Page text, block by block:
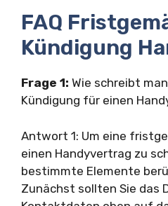
FAQ
Kündigung
Frage 1: Wie schreibt
Kündigung für einen
Antwort 1: Um eine
einen Handyvertrag zu
bestimmte Elemente
Zunächst sollten Sie das